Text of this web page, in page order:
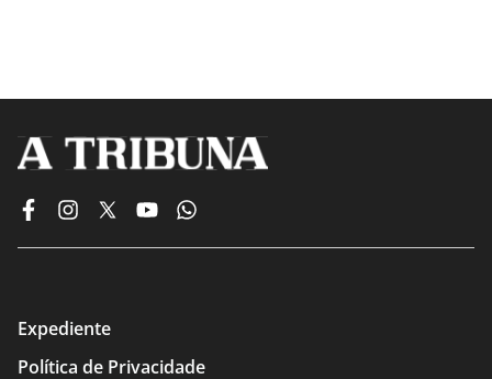
Expediente
Política de Privacidade